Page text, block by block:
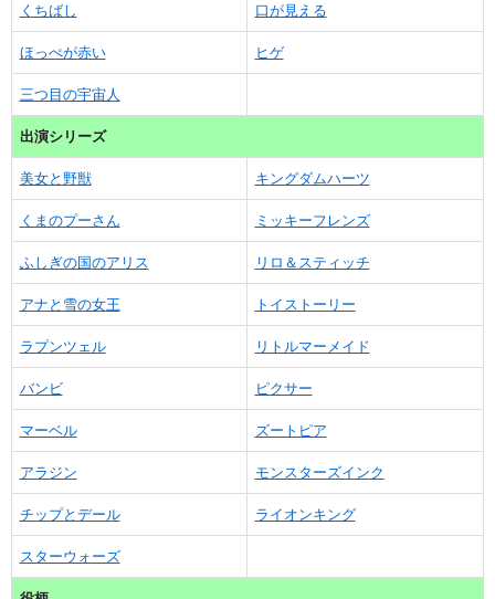
くちばし 口が見える
ほっぺが赤い ヒゲ
三つ目の宇宙人
出演シリーズ
美女と野獣 キングダムハーツ
くまのプーさん ミッキーフレンズ
ふしぎの国のアリス リロ＆スティッチ
アナと雪の女王 トイストーリー
ラプンツェル リトルマーメイド
バンビ ピクサー
マーベル ズートピア
アラジン モンスターズインク
チップとデール ライオンキング
スターウォーズ